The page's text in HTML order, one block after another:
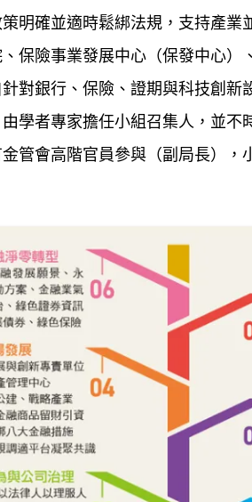
明確並適時鬆綁法規，支持產
保險事業發展中心（保發中心
針對銀行、保險、證期與科技創
學者專家擔任小組召集人，並
管會高階官員參與（副局長）